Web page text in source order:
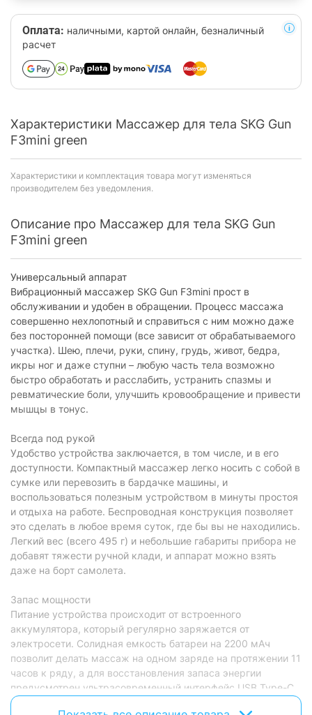
Оплата: наличными, картой онлайн, безналичный
расчет
Характеристики Массажер для тела SKG Gun
F3mini green
Характеристики и комплектация товара могут изменяться
производителем без уведомления.
Описание про Массажер для тела SKG Gun
F3mini green
Универсальный аппарат
Вибрационный массажер SKG Gun F3mini прост в
обслуживании и удобен в обращении. Процесс массажа
совершенно нехлопотный и справиться с ним можно даже
без посторонней помощи (все зависит от обрабатываемого
участка). Шею, плечи, руки, спину, грудь, живот, бедра,
икры ног и даже ступни – любую часть тела возможно
быстро обработать и расслабить, устранить спазмы и
ревматические боли, улучшить кровообращение и привести
мышцы в тонус.
Всегда под рукой
Удобство устройства заключается, в том числе, и в его
доступности. Компактный массажер легко носить с собой в
сумке или перевозить в бардачке машины, и
воспользоваться полезным устройством в минуты простоя
и отдыха на работе. Беспроводная конструкция позволяет
это сделать в любое время суток, где бы вы не находились.
Легкий вес (всего 495 г) и небольшие габариты прибора не
добавят тяжести ручной клади, и аппарат можно взять
даже на борт самолета.
Запас мощности
Питание устройства происходит от встроенного
аккумулятора, который регулярно заряжается от
электросети. Солидная емкость батареи на 2200 мАч
позволит делать массаж на одном заряде на протяжении 11
часов к ряду, а для восстановления запаса энергии
предусмотрен ультрасовременный интерфейс USB Type-C.
Универсальный компактный двухсторонний 24-контактный